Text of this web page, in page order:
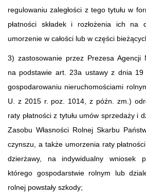
regulowaniu zaległości z tego tytułu w
płatności składek i rozłożenia ich
umorzenie w całości lub w części
3) zastosowanie przez Prezesa Agencji
na podstawie art. 23a ustawy z dnia
gospodarowaniu nieruchomościami
U. z 2015 r. poz. 1014, z późn. zm.)
raty płatności z tytułu umów sprzedaży i
Zasobu Własności Rolnej Skarbu
czynszu, a także umorzenia raty
dzierżawy, na indywidualny wniosek
którego gospodarstwie rolnym lub
rolnej powstały szkody;